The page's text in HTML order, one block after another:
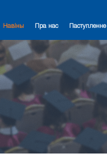
Навіны Пра нас Паступленне